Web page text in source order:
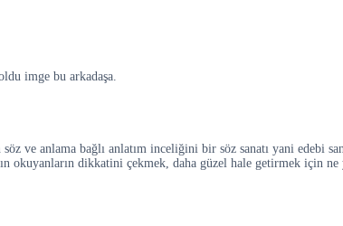
imge bu arkadaşa.
ve anlama bağlı anlatım inceliğini bir söz sanatı yani edebi
okuyanların dikkatini çekmek, daha güzel hale getirmek için ne